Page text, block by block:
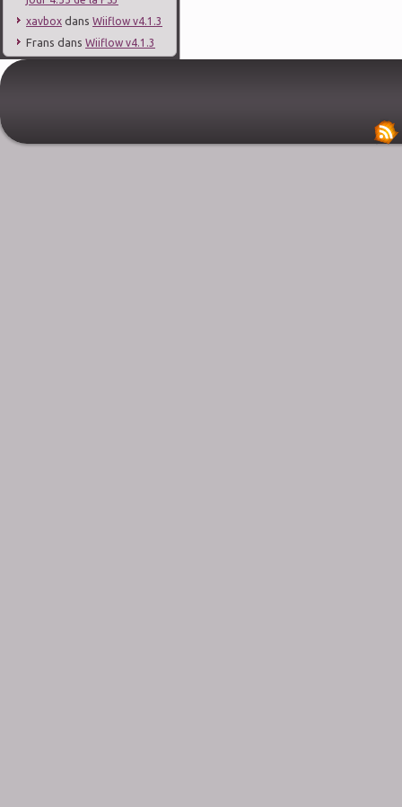
xavbox dans Wiiflow v4.1.3
Frans dans Wiiflow v4.1.3